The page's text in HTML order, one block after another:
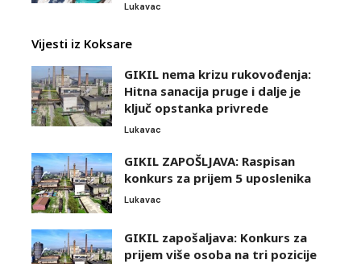
Lukavac
Vijesti iz Koksare
GIKIL nema krizu rukovođenja:
Hitna sanacija pruge i dalje je
ključ opstanka privrede
Lukavac
GIKIL ZAPOŠLJAVA: Raspisan
konkurs za prijem 5 uposlenika
Lukavac
GIKIL zapošaljava: Konkurs za
prijem više osoba na tri pozicije